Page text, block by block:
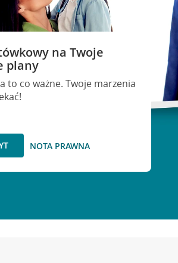
na Twoje
plany
to co ważne. Twoje marzenia
NOTA PRAWNA